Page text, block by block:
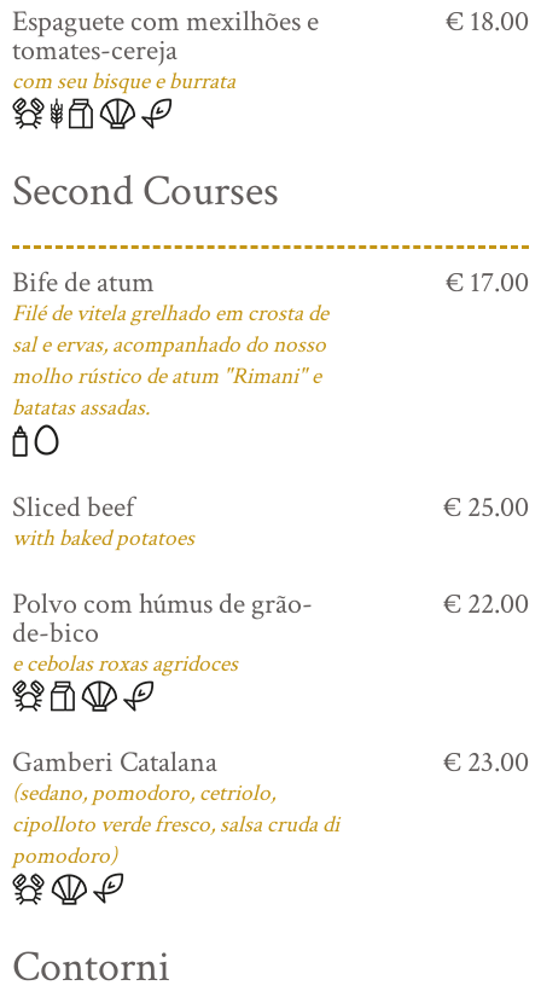
Espaguete com mexilhões e
tomates-cereja
com seu bisque e burrata
€ 18.00
Second Courses
Bife de atum
Filé de vitela grelhado em crosta de
sal e ervas, acompanhado do nosso
molho rústico de atum "Rimani" e
batatas assadas.
€ 17.00
Sliced beef
with baked potatoes
€ 25.00
Polvo com húmus de grão-
de-bico
e cebolas roxas agridoces
€ 22.00
Gamberi Catalana
(sedano, pomodoro, cetriolo,
cipolloto verde fresco, salsa cruda di
pomodoro)
€ 23.00
Contorni